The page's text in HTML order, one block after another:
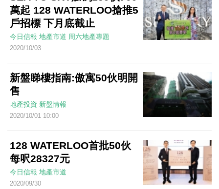
萬起 128 WATERLOO搶推5
戶招標 下月底截止
今日信報 地產市道 周六地產專題
2020/10/03
新盤睇樓指南:傲寓50伙明開
售
地產投資 新盤情報
2020/10/01 10:00
128 WATERLOO首批50伙
每呎28327元
今日信報 地產市道
2020/09/30